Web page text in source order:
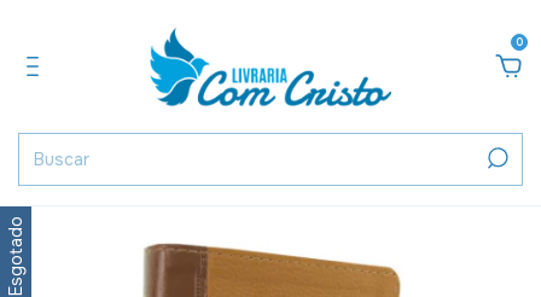
0
Esgotado